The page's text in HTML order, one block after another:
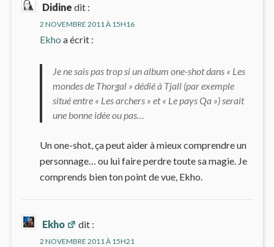
Didine dit :
2 NOVEMBRE 2011 À 15H16
Ekho a écrit :
Je ne sais pas trop si un album one-shot dans « Les
mondes de Thorgal » dédié à Tjall (par exemple
situé entre « Les archers » et « Le pays Qa ») serait
une bonne idée ou pas…
Un one-shot, ça peut aider à mieux comprendre un
personnage… ou lui faire perdre toute sa magie. Je
comprends bien ton point de vue, Ekho.
Ekho dit :
2 NOVEMBRE 2011 À 15H21